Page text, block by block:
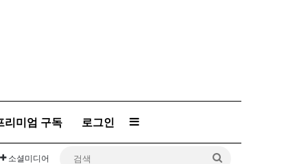
리미엄 구독 로그인 Sidebar
소셜미디어